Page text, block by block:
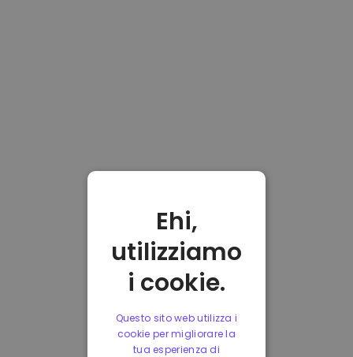
Ehi,
utilizziamo
i cookie.
Questo sito web utilizza i
cookie per migliorare la
tua esperienza di